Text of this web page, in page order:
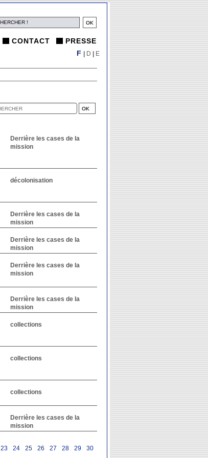
CONTACT PRESSE
Derrière les cases de la
mission
décolonisation
Derrière les cases de la
mission
Derrière les cases de la
mission
Derrière les cases de la
mission
Derrière les cases de la
mission
collections
collections
collections
Derrière les cases de la
mission
23 24 25 26 27 28 29 30
F D E